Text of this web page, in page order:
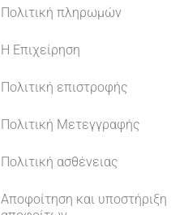
Πολιτική πληρωμών
Η Επιχείρηση
Πολιτική επιστροφής
Πολιτική Μετεγγραφής
Πολιτική ασθένειας
Αποφοίτηση και υποστήριξη